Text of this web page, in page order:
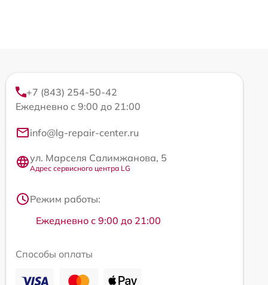
+7 (843) 254-50-42
Ежедневно с 9:00 до 21:00
info@lg-repair-center.ru
ул. Марселя Салимжанова, 5
Адрес сервисного центра LG
Режим работы:
Ежедневно с 9:00 до 21:00
Способы оплаты